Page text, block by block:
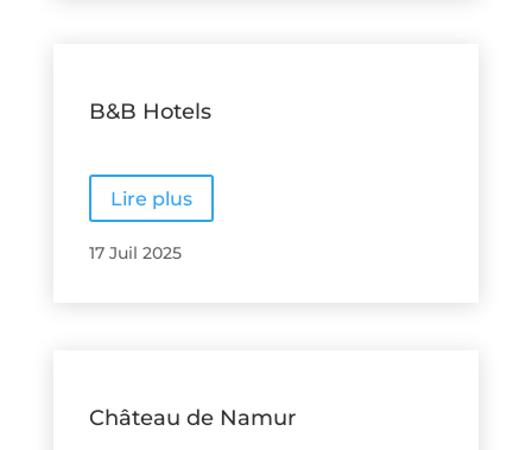
B&B Hotels
Lire plus
17 Juil 2025
Château de Namur